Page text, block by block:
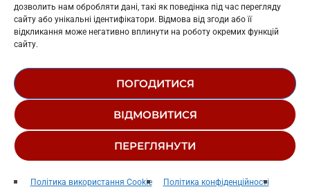
дозволить нам обробляти дані, такі як поведінка під час перегляду
сайту або унікальні ідентифікатори. Відмова від згоди або її
відкликання може негативно вплинути на роботу окремих функцій
сайту.
ПОГОДИТИСЯ
ВІДМОВИТИСЯ
ПЕРЕГЛЯНУТИ
Політика використання Cookie Політика конфіденційності
Люди Як Кораблі
© 1995-2026 РК «ЗАХІДНИЙ ПОЛЮС»
РЕДАКЦІЙНИЙ СТАТУТ
СТРУКТУРА ВЛАСНОСТІ